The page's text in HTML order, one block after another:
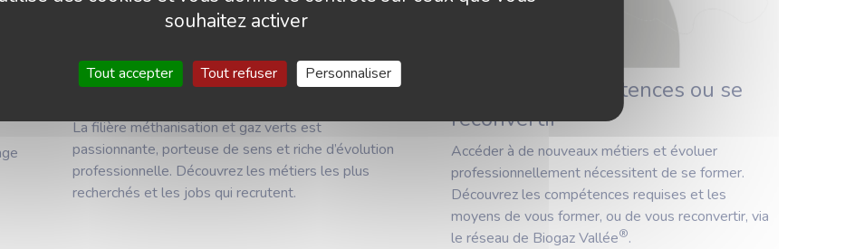
Métiers les plus recherchés
La filière méthanisation et gaz verts est
passionnante, porteuse de sens et riche d’évolution
professionnelle. Découvrez les métiers les plus
recherchés et les jobs qui recrutent.
Monter en compétences ou se
reconvertir
Accéder à de nouveaux métiers et évoluer
professionnellement nécessitent de se former.
Découvrez les compétences requises et les
moyens de vous former, ou de vous reconvertir, via
le réseau de Biogaz Vallée®.
souhaitez activer
Tout accepter Tout refuser Personnaliser